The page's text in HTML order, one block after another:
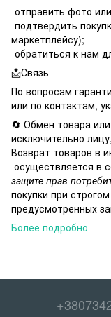
-отправить фото
-подтвердить
маркетплейсу);
-обратиться к нам
📩Связь
По вопросам
или по контактам,
🔄 Обмен товара
исключительно
Возврат товаров в
осуществляется в
защите прав
покупки при
предусмотренных
Более подробно